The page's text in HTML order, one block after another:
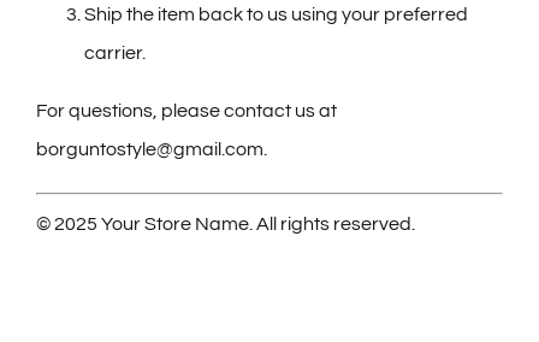
Ship the item back to us using your preferred
carrier.
For questions, please contact us at
borguntostyle@gmail.com
© 2025 Your Store Name. All rights reserved.